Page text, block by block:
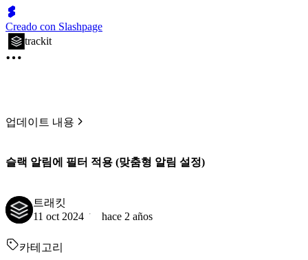
Creado con Slashpage
trackit
업데이트 내용
슬랙 알림에 필터 적용 (맞춤형 알림 설정)
트래킷
11 oct 2024
hace 2 años
카테고리